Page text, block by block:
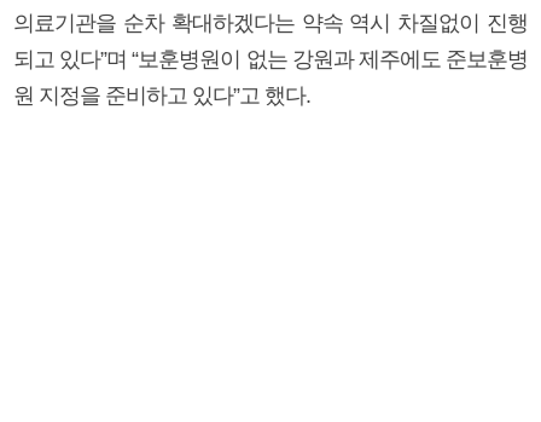
의료기관을 순차 확대하겠다는 약속 역시 차질없이 진행
되고 있다”며 “보훈병원이 없는 강원과 제주에도 준보훈병
원 지정을 준비하고 있다”고 했다.